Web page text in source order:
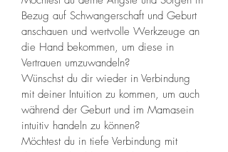
Bezug auf Schwangerschaft und Geburt
anschauen und wertvolle Werkzeuge an
die Hand bekommen, um diese in
Vertrauen umzuwandeln?
Wünschst du dir wieder in Verbindung
mit deiner Intuition zu kommen, um auch
während der Geburt und im Mamasein
intuitiv handeln zu können?
Möchtest du in tiefe Verbindung mit